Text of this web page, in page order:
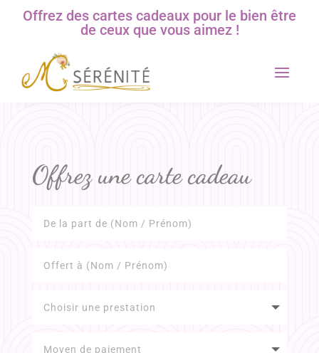
Offrez des cartes cadeaux pour le bien être
de ceux que vous aimez !
Offrez une carte cadeau